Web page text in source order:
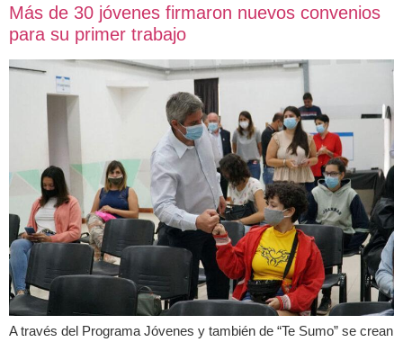
Más de 30 jóvenes firmaron nuevos convenios
para su primer trabajo
A través del Programa Jóvenes y también de “Te Sumo” se crean